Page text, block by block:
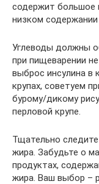
содержит большое
низком содержании
Углеводы должны
при пищеварении
выброс инсулина в
крупах, советуем
бурому/дикому
перловой крупе.
Тщательно
жира. Забудьте о
продуктах,
жира. Ваш выбор –